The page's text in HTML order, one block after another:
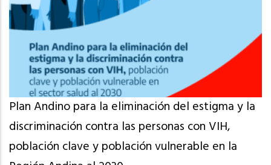
Plan Andino para la eliminación del estigma y la
discriminación contra las personas con VIH,
población clave y población vulnerable en la